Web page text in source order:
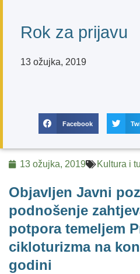
Rok za prijavu
13 ožujka, 2019
Facebook
13 ožujka, 2019 Kultura i
Objavljen Javni
podnošenje
potpora temeljem
cikloturizma na
godini